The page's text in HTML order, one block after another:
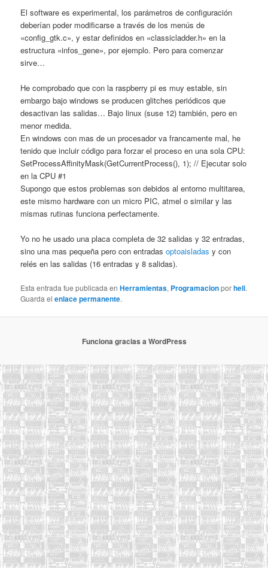
El software es experimental, los parámetros de configuración
deberían poder modificarse a través de los menús de
«config_gtk.c», y estar definidos en «classicladder.h» en la
estructura «infos_gene», por ejemplo. Pero para comenzar
sirve…
He comprobado que con la raspberry pi es muy estable, sin
embargo bajo windows se producen glitches periódicos que
desactivan las salidas… Bajo linux (suse 12) también, pero en
menor medida.
En windows con mas de un procesador va francamente mal, he
tenido que incluir código para forzar el proceso en una sola CPU:
SetProcessAffinityMask(GetCurrentProcess(), 1); // Ejecutar solo
en la CPU #1
Supongo que estos problemas son debidos al entorno multitarea,
este mismo hardware con un micro PIC, atmel o similar y las
mismas rutinas funciona perfectamente.
Yo no he usado una placa completa de 32 salidas y 32 entradas,
sino una mas pequeña pero con entradasoptoaisladas y con
relés en las salidas (16 entradas y 8 salidas).
Esta entrada fue publicada enHerramientas, Programacionporheli.
Guarda elenlace permanente.
Funciona gracias a WordPress